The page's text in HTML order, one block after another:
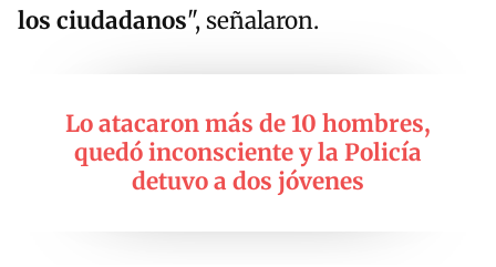
los ciudadanos", señalaron.
Lo atacaron más de 10 hombres,
quedó inconsciente y la Policía
detuvo a dos jóvenes